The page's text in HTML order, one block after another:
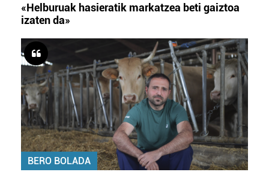
«Helburuak hasieratik markatzea beti gaiztoa
izaten da»
BERO BOLADA